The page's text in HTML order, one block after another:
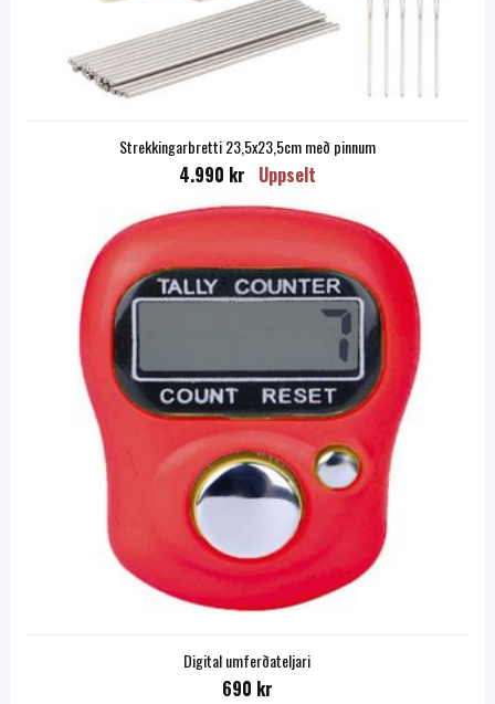
Strekkingarbretti 23,5x23,5cm með pinnum
4.990 kr Uppselt
Digital umferðateljari
690 kr